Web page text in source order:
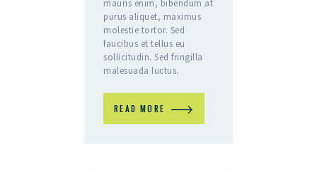
mauris enim, bibendum at
purus aliquet, maximus
molestie tortor. Sed
faucibus et tellus eu
sollicitudin. Sed fringilla
malesuada luctus.
READ MORE